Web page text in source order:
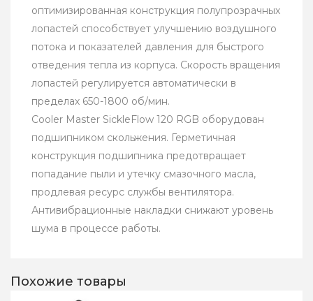
оптимизированная конструкция полупрозрачных
лопастей способствует улучшению воздушного
потока и показателей давления для быстрого
отведения тепла из корпуса. Скорость вращения
лопастей регулируется автоматически в
пределах 650-1800 об/мин.
Cooler Master SickleFlow 120 RGB оборудован
подшипником скольжения. Герметичная
конструкция подшипника предотвращает
попадание пыли и утечку смазочного масла,
продлевая ресурс службы вентилятора.
Антивибрационные накладки снижают уровень
шума в процессе работы.
Похожие товары